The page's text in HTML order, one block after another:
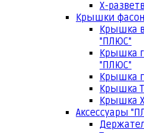
Х-
Крышки
Крышка
"ПЛЮС"
Крышка
"ПЛЮС"
Крышка
Крышка
Крышка
Аксессуары